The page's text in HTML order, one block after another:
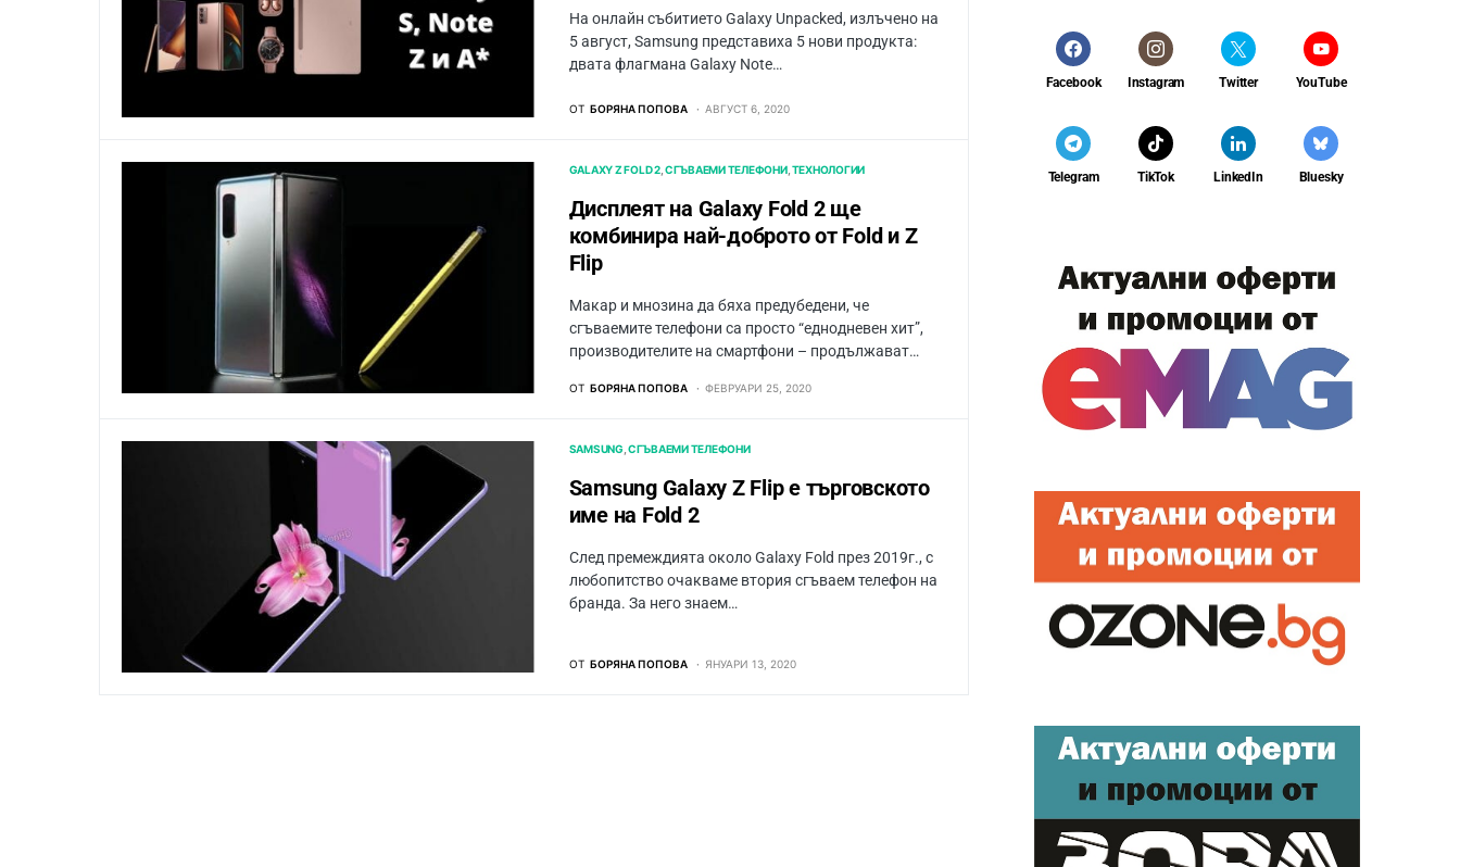
На онлайн събитието Galaxy Unpacked, излъчено на
5 август, Samsung представихa 5 нови продукта:
двата флагмана Galaxy Note…
ОТ БОРЯНА ПОПОВА АВГУСТ 6, 2020
GALAXY Z FOLD 2 СГЪВАЕМИ ТЕЛЕФОНИ ТЕХНОЛОГИИ
Дисплеят на Galaxy Fold 2 ще
комбинира най-доброто от Fold и Z
Flip
Макар и мнозина да бяха предубедени, че
сгъваемите телефони са просто “еднодневен хит”,
производителите на смартфони – продължaват…
ОТ БОРЯНА ПОПОВА ФЕВРУАРИ 25, 2020
SAMSUNG СГЪВАЕМИ ТЕЛЕФОНИ
Samsung Galaxy Z Flip е търговското
име на Fold 2
След премеждията около Galaxy Fold през 2019г., с
любопитство очакваме втория сгъваем телефон на
бранда. За него знаем…
ОТ БОРЯНА ПОПОВА ЯНУАРИ 13, 2020
Facebook Instagram Twitter YouTube
Telegram TikTok LinkedIn Bluesky